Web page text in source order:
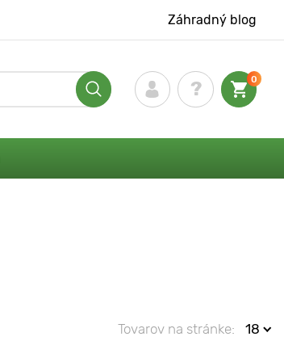
Záhradný blog
0
Tovarov na stránke: 18